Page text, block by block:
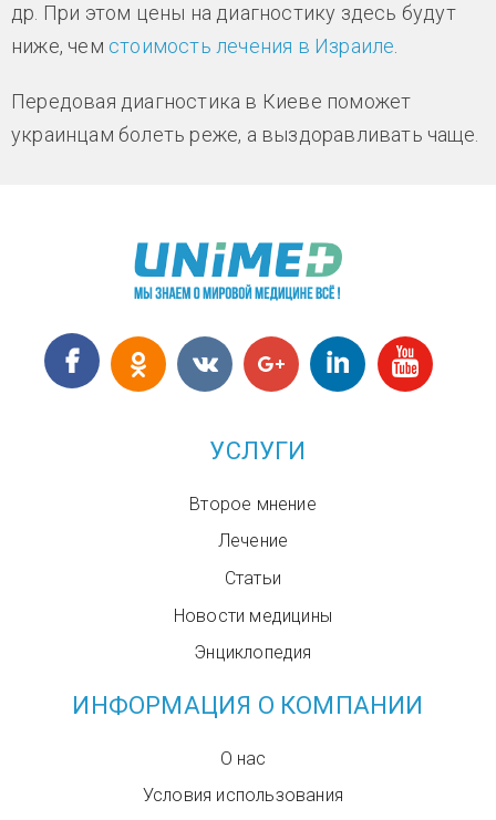
др. При этом цены на диагностику здесь будут
ниже, чем стоимость лечения в Израиле
Передовая диагностика в Киеве поможет
украинцам болеть реже, а выздоравливать чаще.
УСЛУГИ
Второе мнение
Лечение
Статьи
Новости медицины
Энциклопедия
ИНФОРМАЦИЯ О КОМПАНИИ
О нас
Условия использования